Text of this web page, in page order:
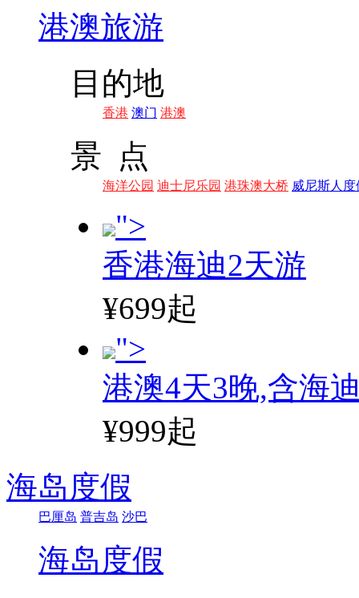
港澳旅游
目的地
香港 澳门 港澳
景 点
海洋公园 迪士尼乐园 港珠澳大桥 威尼斯人度
">
香港海迪2天游
¥699起
">
港澳4天3晚,含海
¥999起
海岛度假
巴厘岛 普吉岛 沙巴
海岛度假